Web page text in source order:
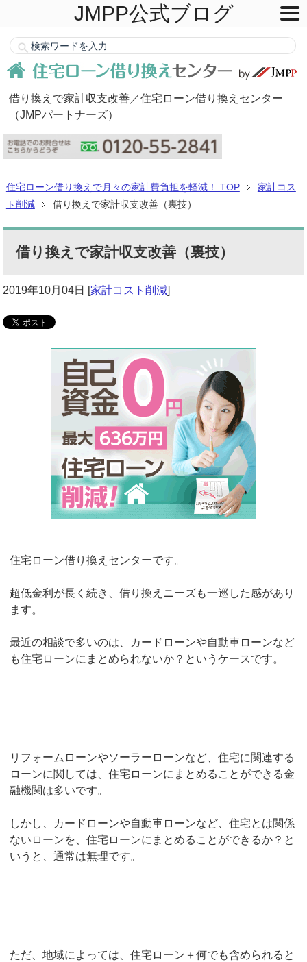
借り換えで家計収支改善／住宅ローン借り換えセンター
（JMPパートナーズ）
住宅ローン借り換えで月々の家計費負担を軽減！ TOP
家計コス
ト削減
借り換えで家計収支改善（裏技）
借り換えで家計収支改善（裏技）
2019年10月04日 [家計コスト削減]
住宅ローン借り換えセンターです。
超低金利が長く続き、借り換えニーズも一巡した感があり
ます。
最近の相談で多いのは、カードローンや自動車ローンなど
も住宅ローンにまとめられないか？というケースです。
リフォームローンやソーラーローンなど、住宅に関連する
ローンに関しては、住宅ローンにまとめることができる金
融機関は多いです。
しかし、カードローンや自動車ローンなど、住宅とは関係
ないローンを、住宅ローンにまとめることができるか？と
いうと、通常は無理です。
ただ、地域によっては、住宅ローン＋何でも含められると
JMPP公式ブログ